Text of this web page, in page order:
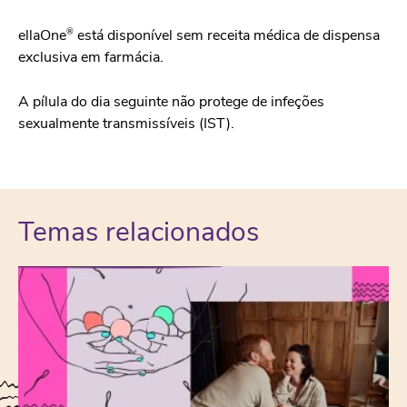
ellaOne® está disponível sem receita médica de dispensa
exclusiva em farmácia.
A pílula do dia seguinte não protege de infeções
sexualmente transmissíveis (IST).
Temas relacionados